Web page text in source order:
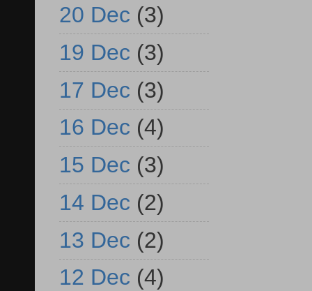
20 Dec (3)
19 Dec (3)
17 Dec (3)
16 Dec (4)
15 Dec (3)
14 Dec (2)
13 Dec (2)
12 Dec (4)